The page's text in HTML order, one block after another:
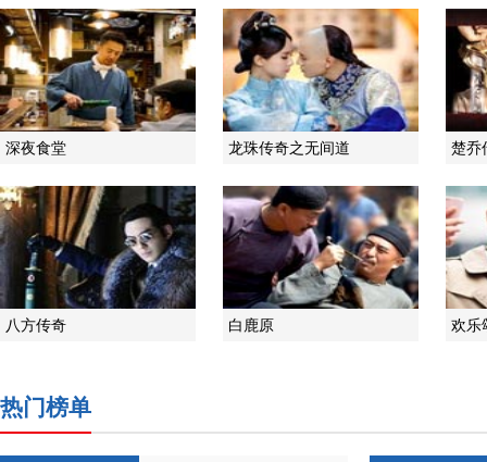
深夜食堂 龙珠传奇之无间道 楚乔
八方传奇 白鹿原 欢乐
热门榜单